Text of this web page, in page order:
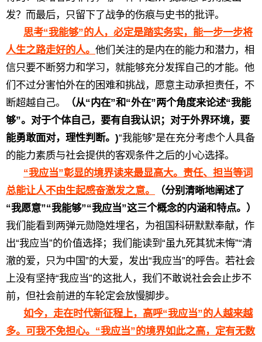
发？而最后，只留下了战争的伤痕与史书的批评。
思考“我能够”的人，必定是踏实务实，能一步一步将
人生之路走好的人。 他们关注的是内在的能力和潜力，相
信只要不断努力和学习，就能够充分发挥自己的才能。他
们不过分害怕外在的困难和挑战，愿意主动承担责任，不
断超越自己。
（从“内在”和“外在”两个角度来论述“我能
够”。对于个体自己，要有自我认识；对于外界环境，要
能勇敢面对，理性判断。)“我能够”是在充分考虑个人具备
的能力素质与社会提供的客观条件之后的小心选择。
“我应当”彰显的境界读来最显高大。责任、担当等词
总能让人不由生起感奋激发之意。
（分别清晰地阐述了
“我愿意”“我能够”“我应当”这三个概念的内涵和特点。）
我们能看到两弹元勋隐姓埋名，为祖国科研默默奉献，作
出“我应当”的价值选择；我们能读到“虽九死其犹未悔”“清
澈的爱，只为中国”的大爱，发出“我应当”的呼告。若社会
上没有坚持“我应当”的这批人，我们不敢说社会会止步不
前，但社会前进的车轮定会放慢脚步。
如今，走在时代新征程上，高呼“我应当”的人越来越
多。可我不免担心。“我应当”的境界如此之高，定有无数